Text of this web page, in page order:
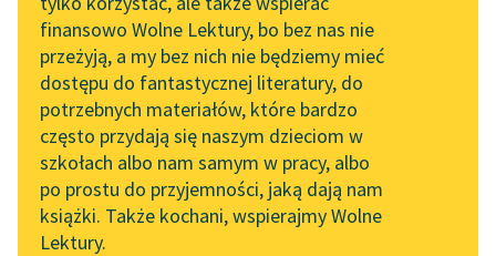
Zapraszamy na spotkanie
online z tłumaczkami
literatury skandynawskiej
Spotkanie z Katarzyną
Tunkiel w Oslo
102. lata temu zmarł
Joseph Conrad
API
OAI-PMH
Widget Wolnych Lektur
Przypisy
finansowo Wolne Lektury, bo bez nas nie
przeżyją, a my bez nich nie będziemy mieć
dostępu do fantastycznej literatury, do
potrzebnych materiałów, które bardzo
często przydają się naszym dzieciom w
szkołach albo nam samym w pracy, albo
po prostu do przyjemności, jaką dają nam
książki. Także kochani, wspierajmy Wolne
Lektury.
wszech stron mnóstwo
przykrości, gdyż albo
zbiera, lecz zbiorów
swych użyć...
Czytaj więcej